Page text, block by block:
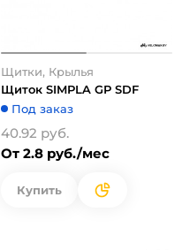
Щитки, Крылья
Щиток SIMPLA GP SDF
Под заказ
40.92 руб.
От 2.8 руб./мес
Купить